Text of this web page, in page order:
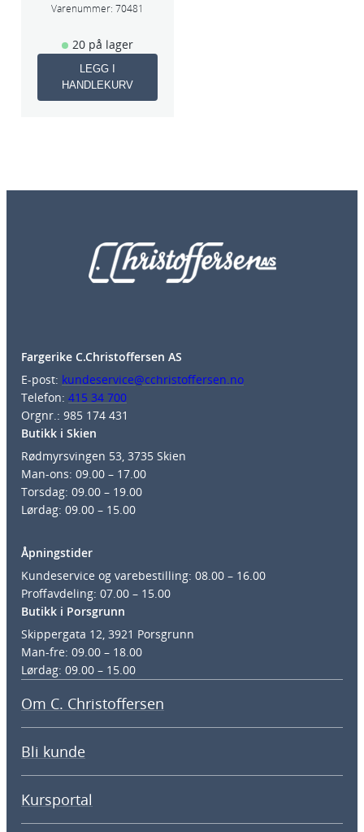
Varenummer: 70481
20 på lager
LEGG I
HANDLEKURV
Fargerike C.Christoffersen AS
E-post: kundeservice@cchristoffersen.no
Telefon: 415 34 700
Orgnr.: 985 174 431
Butikk i Skien
Rødmyrsvingen 53, 3735 Skien
Man-ons: 09.00 – 17.00
Torsdag: 09.00 – 19.00
Lørdag: 09.00 – 15.00
Åpningstider
Kundeservice og varebestilling: 08.00 – 16.00
Proffavdeling: 07.00 – 15.00
Butikk i Porsgrunn
Skippergata 12, 3921 Porsgrunn
Man-fre: 09.00 – 18.00
Lørdag: 09.00 – 15.00
Om C. Christoffersen
Bli kunde
Kursportal